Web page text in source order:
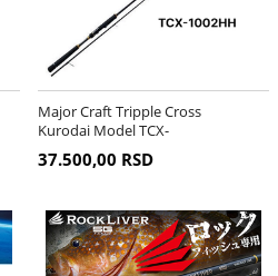
Major Craft Tripple Cross
Kurodai Model TCX-
1002HH
37.500,00 RSD